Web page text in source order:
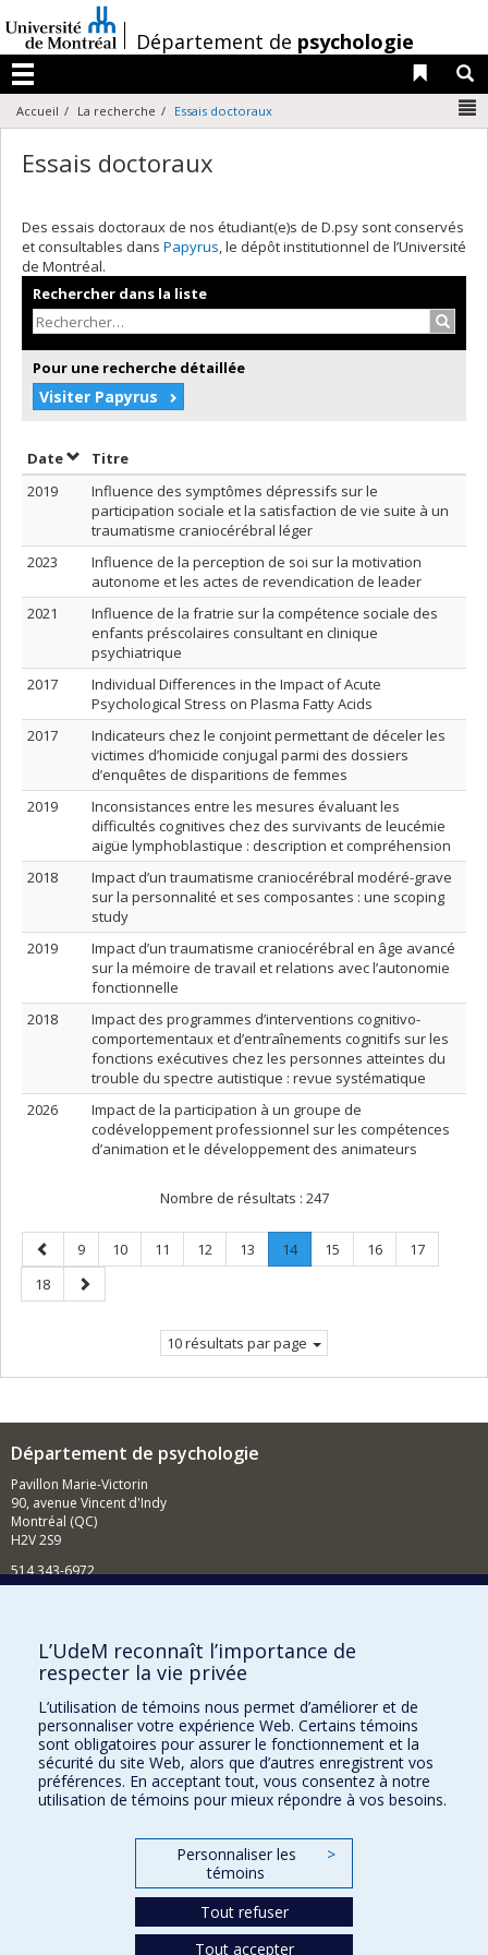
au
contenu
/Département de psychologie
Menu
Liens
Accueil La recherche Essais doctoraux
Essais doctoraux
Des essais doctoraux de nos étudiant(e)s de D.psy sont conservés
et consultables dans Papyrus, le dépôt institutionnel de l’Université
de Montréal.
Rechercher dans la liste
Pour une recherche détaillée
Visiter Papyrus
DateTrier par date en ordre décroissant
Titre
2019
Influence des symptômes dépressifs sur le
participation sociale et la satisfaction de vie suite à un
traumatisme craniocérébral léger
2023
Influence de la perception de soi sur la motivation
autonome et les actes de revendication de leader
2021
Influence de la fratrie sur la compétence sociale des
enfants préscolaires consultant en clinique
psychiatrique
2017
Individual Differences in the Impact of Acute
Psychological Stress on Plasma Fatty Acids
2017
Indicateurs chez le conjoint permettant de déceler les
victimes d’homicide conjugal parmi des dossiers
d’enquêtes de disparitions de femmes
2019
Inconsistances entre les mesures évaluant les
difficultés cognitives chez des survivants de leucémie
aigüe lymphoblastique : description et compréhension
2018
Impact d’un traumatisme craniocérébral modéré-grave
sur la personnalité et ses composantes : une scoping
study
2019
Impact d’un traumatisme craniocérébral en âge avancé
sur la mémoire de travail et relations avec l’autonomie
fonctionnelle
2018
Impact des programmes d’interventions cognitivo-
comportementaux et d’entraînements cognitifs sur les
fonctions exécutives chez les personnes atteintes du
trouble du spectre autistique : revue systématique
2026
Impact de la participation à un groupe de
codéveloppement professionnel sur les compétences
d’animation et le développement des animateurs
Nombre de résultats : 247
Page
précédente
Page
9 Page
10 Page
11 Page
12 Page
13 Page
14.
Page
Page
15 Page
16 Page
17
Page
18
Page
suivante
10 résultats par page
Département de psychologie
Pavillon Marie-Victorin
90, avenue Vincent d'Indy
Montréal (QC)
H2V 2S9
514 343-6972
Comment soutenir le Département?
BESOIN D'AIDE?
Plan du site
Signaler une erreur
Accessibilité
FACULTÉ DES ARTS ET DES SCIENCES
Nos départements et écoles
L’UdeM reconnaît l’importance de
respecter la vie privée
L’utilisation de témoins nous permet d’améliorer et de
personnaliser votre expérience Web. Certains témoins
sont obligatoires pour assurer le fonctionnement et la
sécurité du site Web, alors que d’autres enregistrent vos
préférences. En acceptant tout, vous consentez à notre
utilisation de témoins pour mieux répondre à vos besoins.
Personnaliser les
témoins
>
Tout refuser
Tout accepter